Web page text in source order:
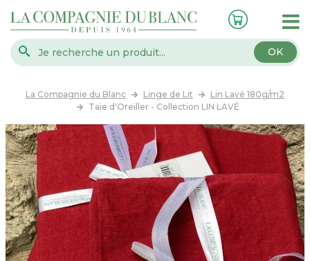
OK
La Compagnie du Blanc Linge de Lit
Lin Lavé 180g/m2
Taie d'Oreiller - Collection LIN LAVÉ